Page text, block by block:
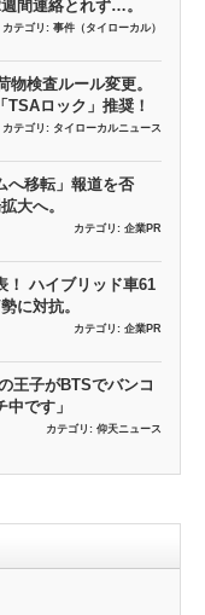
間連絡とれず…。
カテゴリ: 事件（タイローカル）
物検査ルール変更。
ロック」推奨！
カテゴリ: タイローカルニュース
へ移転」報道を否
大へ。
カテゴリ: 企業PR
！ ハイブリッド車61
に対抗。
カテゴリ: 企業PR
王子がBTSでバンコ
です」
カテゴリ: 仰天ニュース